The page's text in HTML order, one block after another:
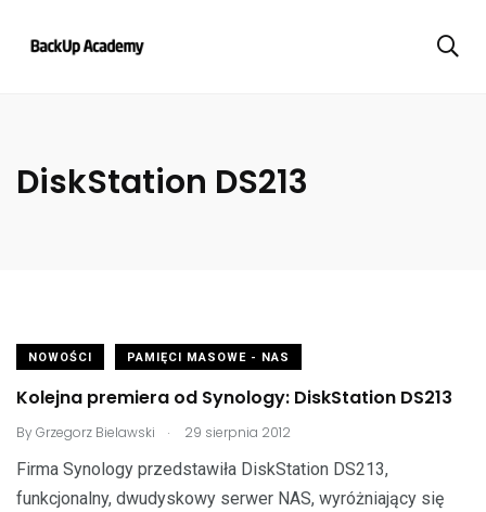
DiskStation DS213
NOWOŚCI PAMIĘCI MASOWE - NAS
Kolejna premiera od Synology: DiskStation DS213
ByGrzegorz Bielawski . 29 sierpnia 2012
Firma Synology przedstawiła DiskStation DS213,
funkcjonalny, dwudyskowy serwer NAS, wyróżniający się